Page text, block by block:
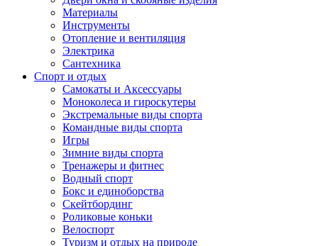
Материалы
Инструменты
Отопление и вентиляция
Электрика
Сантехника
Спорт и отдых
Самокаты и Аксессуары
Моноколеса и гироскутеры
Экстремальные виды спорта
Командные виды спорта
Игры
Зимние виды спорта
Тренажеры и фитнес
Водный спорт
Бокс и единоборства
Скейтбординг
Роликовые коньки
Велоспорт
Туризм и отдых на природе